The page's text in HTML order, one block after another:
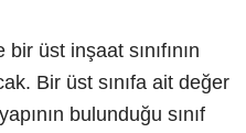
üst inşaat sınıfının
Bir üst sınıfa ait değer
bulunduğu sınıf